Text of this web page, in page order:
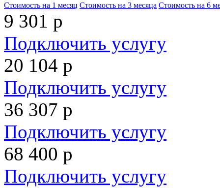
Стоимость на 1 месяц Стоимость на 3 месяца Стоимость на 6
9 301 р
Подключить услугу
20 104 р
Подключить услугу
36 307 р
Подключить услугу
68 400 р
Подключить услугу